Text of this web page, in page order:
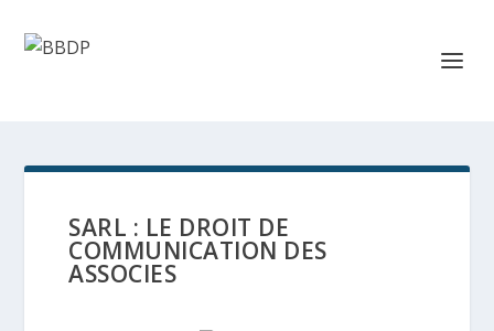
SARL : LE DROIT DE
COMMUNICATION DES
ASSOCIES